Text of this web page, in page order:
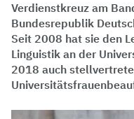
Verdienstkreuz am
Bundesrepublik
Seit 2008 hat sie den
Linguistik an der
2018 auch